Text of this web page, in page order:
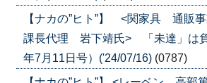
【ナカの”ヒト”】 <関家具 通販事
課長代理 岩下靖氏> 「未達」は
年7月11日号）('24/07/16) (0787)